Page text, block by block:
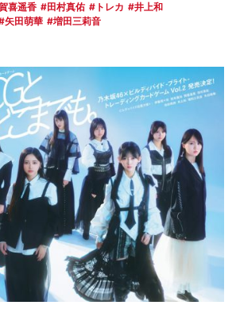
喜遥香 田村真佑 トレカ
井上和
矢田萌華
増田三莉音